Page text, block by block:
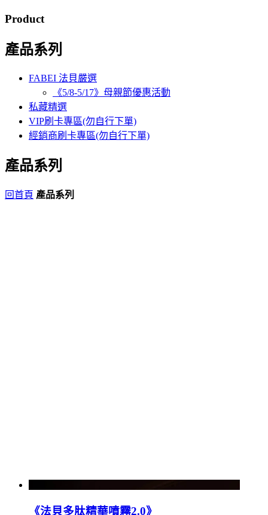
Product
產品系列
FABEI 法貝嚴選
《5/8-5/17》母親節優惠活動
私藏精選
VIP刷卡專區(勿自行下單)
經銷商刷卡專區(勿自行下單)
產品系列
回首頁 產品系列
《法貝多肽精華噴霧2.0》